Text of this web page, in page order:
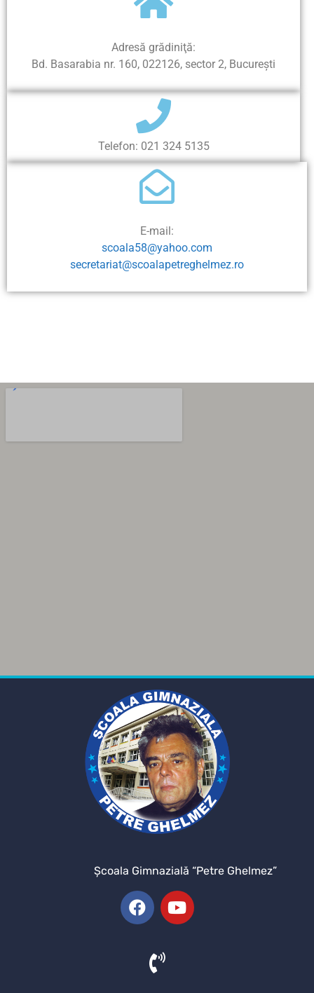
Adresă grădiniţă:
Bd. Basarabia nr. 160, 022126, sector 2, Bucureşti
Telefon: 021 324 5135
E-mail:
scoala58@yahoo.com
secretariat@scoalapetreghelmez.ro
Şcoala Gimnazială “Petre Ghelmez”